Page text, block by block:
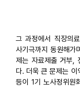
그 과정에서 직장의
사기극까지 동원해가
제는 자료제출 거부,
다. 더욱 큰 문제는 이
등이 1기 노사정위원